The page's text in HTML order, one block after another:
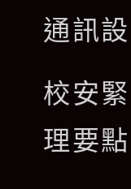
通訊
校安
理要點